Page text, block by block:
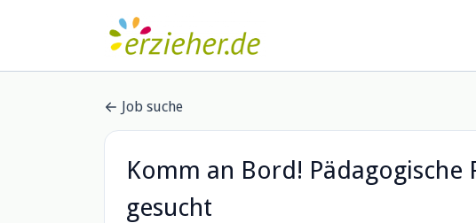
Job suche
Komm an Bord!
gesucht